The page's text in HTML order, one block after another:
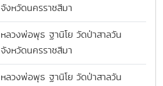
จังหวัดนครราชสีมา
หลวงพ่อพุธ ฐานิโย วัดป่าสาลวัน
จังหวัดนครราชสีมา
หลวงพ่อพุธ ฐานิโย วัดป่าสาลวัน